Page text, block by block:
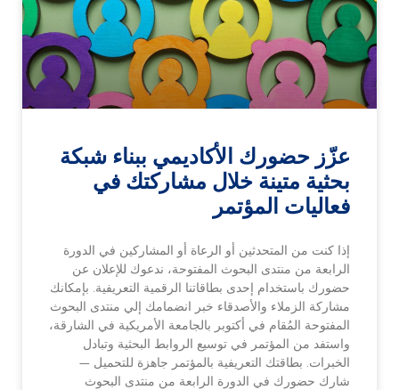
عزّز حضورك الأكاديمي ببناء شبكة
بحثية متينة خلال مشاركتك في
فعاليات المؤتمر
إذا كنت من المتحدثين أو الرعاة أو المشاركين في الدورة
الرابعة من منتدى البحوث المفتوحة، ندعوك للإعلان عن
حضورك باستخدام إحدى بطاقاتنا الرقمية التعريفية. بإمكانك
مشاركة الزملاء والأصدقاء خبر انضمامك إلي منتدى البحوث
المفتوحة المُقام في أكتوبر بالجامعة الأمريكية في الشارقة،
واستفد من المؤتمر في توسيع الروابط البحثية وتبادل
الخبرات. بطاقتك التعريفية بالمؤتمر جاهزة للتحميل —
شارك حضورك في الدورة الرابعة من منتدى البحوث